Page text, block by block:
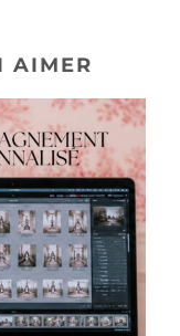
AIMER